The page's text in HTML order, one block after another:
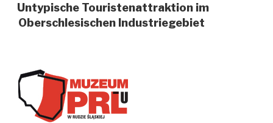
Untypische Touristenattraktion im
Oberschlesischen Industriegebiet